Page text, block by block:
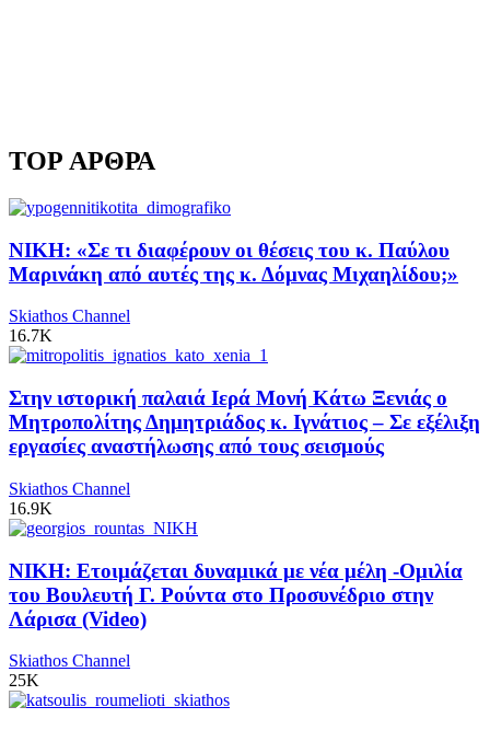
TOP ΑΡΘΡΑ
ΝΙΚΗ: «Σε τι διαφέρουν οι θέσεις του κ. Παύλου
Μαρινάκη από αυτές της κ. Δόμνας Μιχαηλίδου;»
Skiathos Channel
16.7K
Στην ιστορική παλαιά Ιερά Μονή Κάτω Ξενιάς ο
Μητροπολίτης Δημητριάδος κ. Ιγνάτιος – Σε εξέλιξη
εργασίες αναστήλωσης από τους σεισμούς
Skiathos Channel
16.9K
ΝΙΚΗ: Ετοιμάζεται δυναμικά με νέα μέλη -Ομιλία
του Βουλευτή Γ. Ρούντα στο Προσυνέδριο στην
Λάρισα (Video)
Skiathos Channel
25K